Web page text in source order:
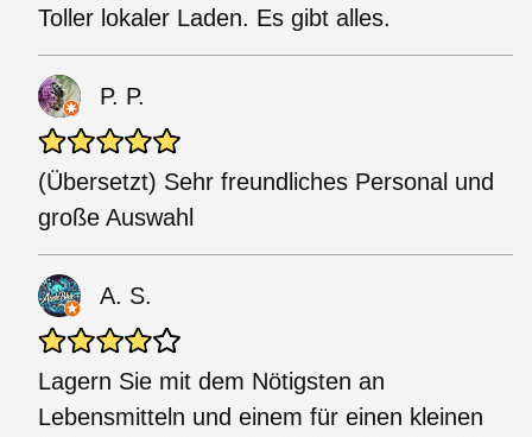
Toller lokaler Laden. Es gibt alles.
P. P.
(Übersetzt) Sehr freundliches Personal und
große Auswahl
A. S.
Lagern Sie mit dem Nötigsten an
Lebensmitteln und einem für einen kleinen